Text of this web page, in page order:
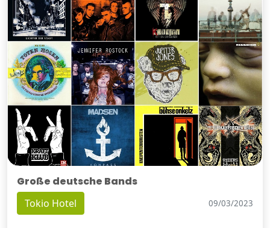
Große deutsche Bands
Tokio Hotel 09/03/2023